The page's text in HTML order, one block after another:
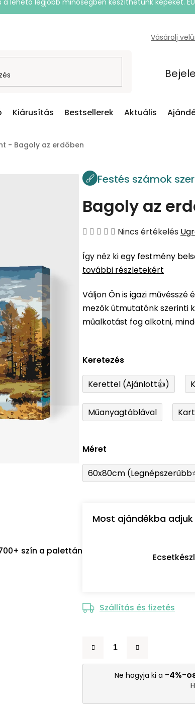
a lehető legjobb minőségben készíthetünk képeket.
Vásárolj
Kiárusítás Bestsellerek Aktuális
- Bagoly az erdőben
Festés számok
Bagoly az
A
átlagos
értékelése
ből
0,0
csillag.
Nincs értékelés
Így néz ki egy festmény
további részletekért
Váljon Ön is igazi
mezők útmutatónk szerinti
műalkotást fog alkotni,
Keretezés
Kerettel (Ajánlott👍)
Műanyagtáblával
Méret
60x80cm
Most ajándékba
Szállítás és fizetés
Ne hagyja ki a -4%-
szín a palettán